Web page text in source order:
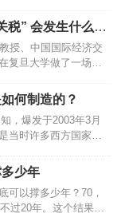
我们感到迷茫和无
的使命和目标。通过
从而赋予生活更多的
里，人们有千万种性
我们，却总是因为两
，不管适不适合自
同。可现实往往是：
依赖，越找不到方
勇敢，才是活出自我
双重奏》节目，采访
税” 会发生什么变
授、中国国际经济交
复旦大学做了一场主
以及中国的发展与未
要记住我八句话，报
易格局深刻变化三四
成品的贸易。你这个
把机床卖给你。总
，卖到另外一个国家
、原材料各种中间品
何制造的？
，爆发于2003年3月
当时许多西方国家认
图否认自己的上述行
境迁，当我们再次回
另一个故事，那就
领导的国家并不拥有
少年
可以撑多少年？70，
过20年。这个结果显